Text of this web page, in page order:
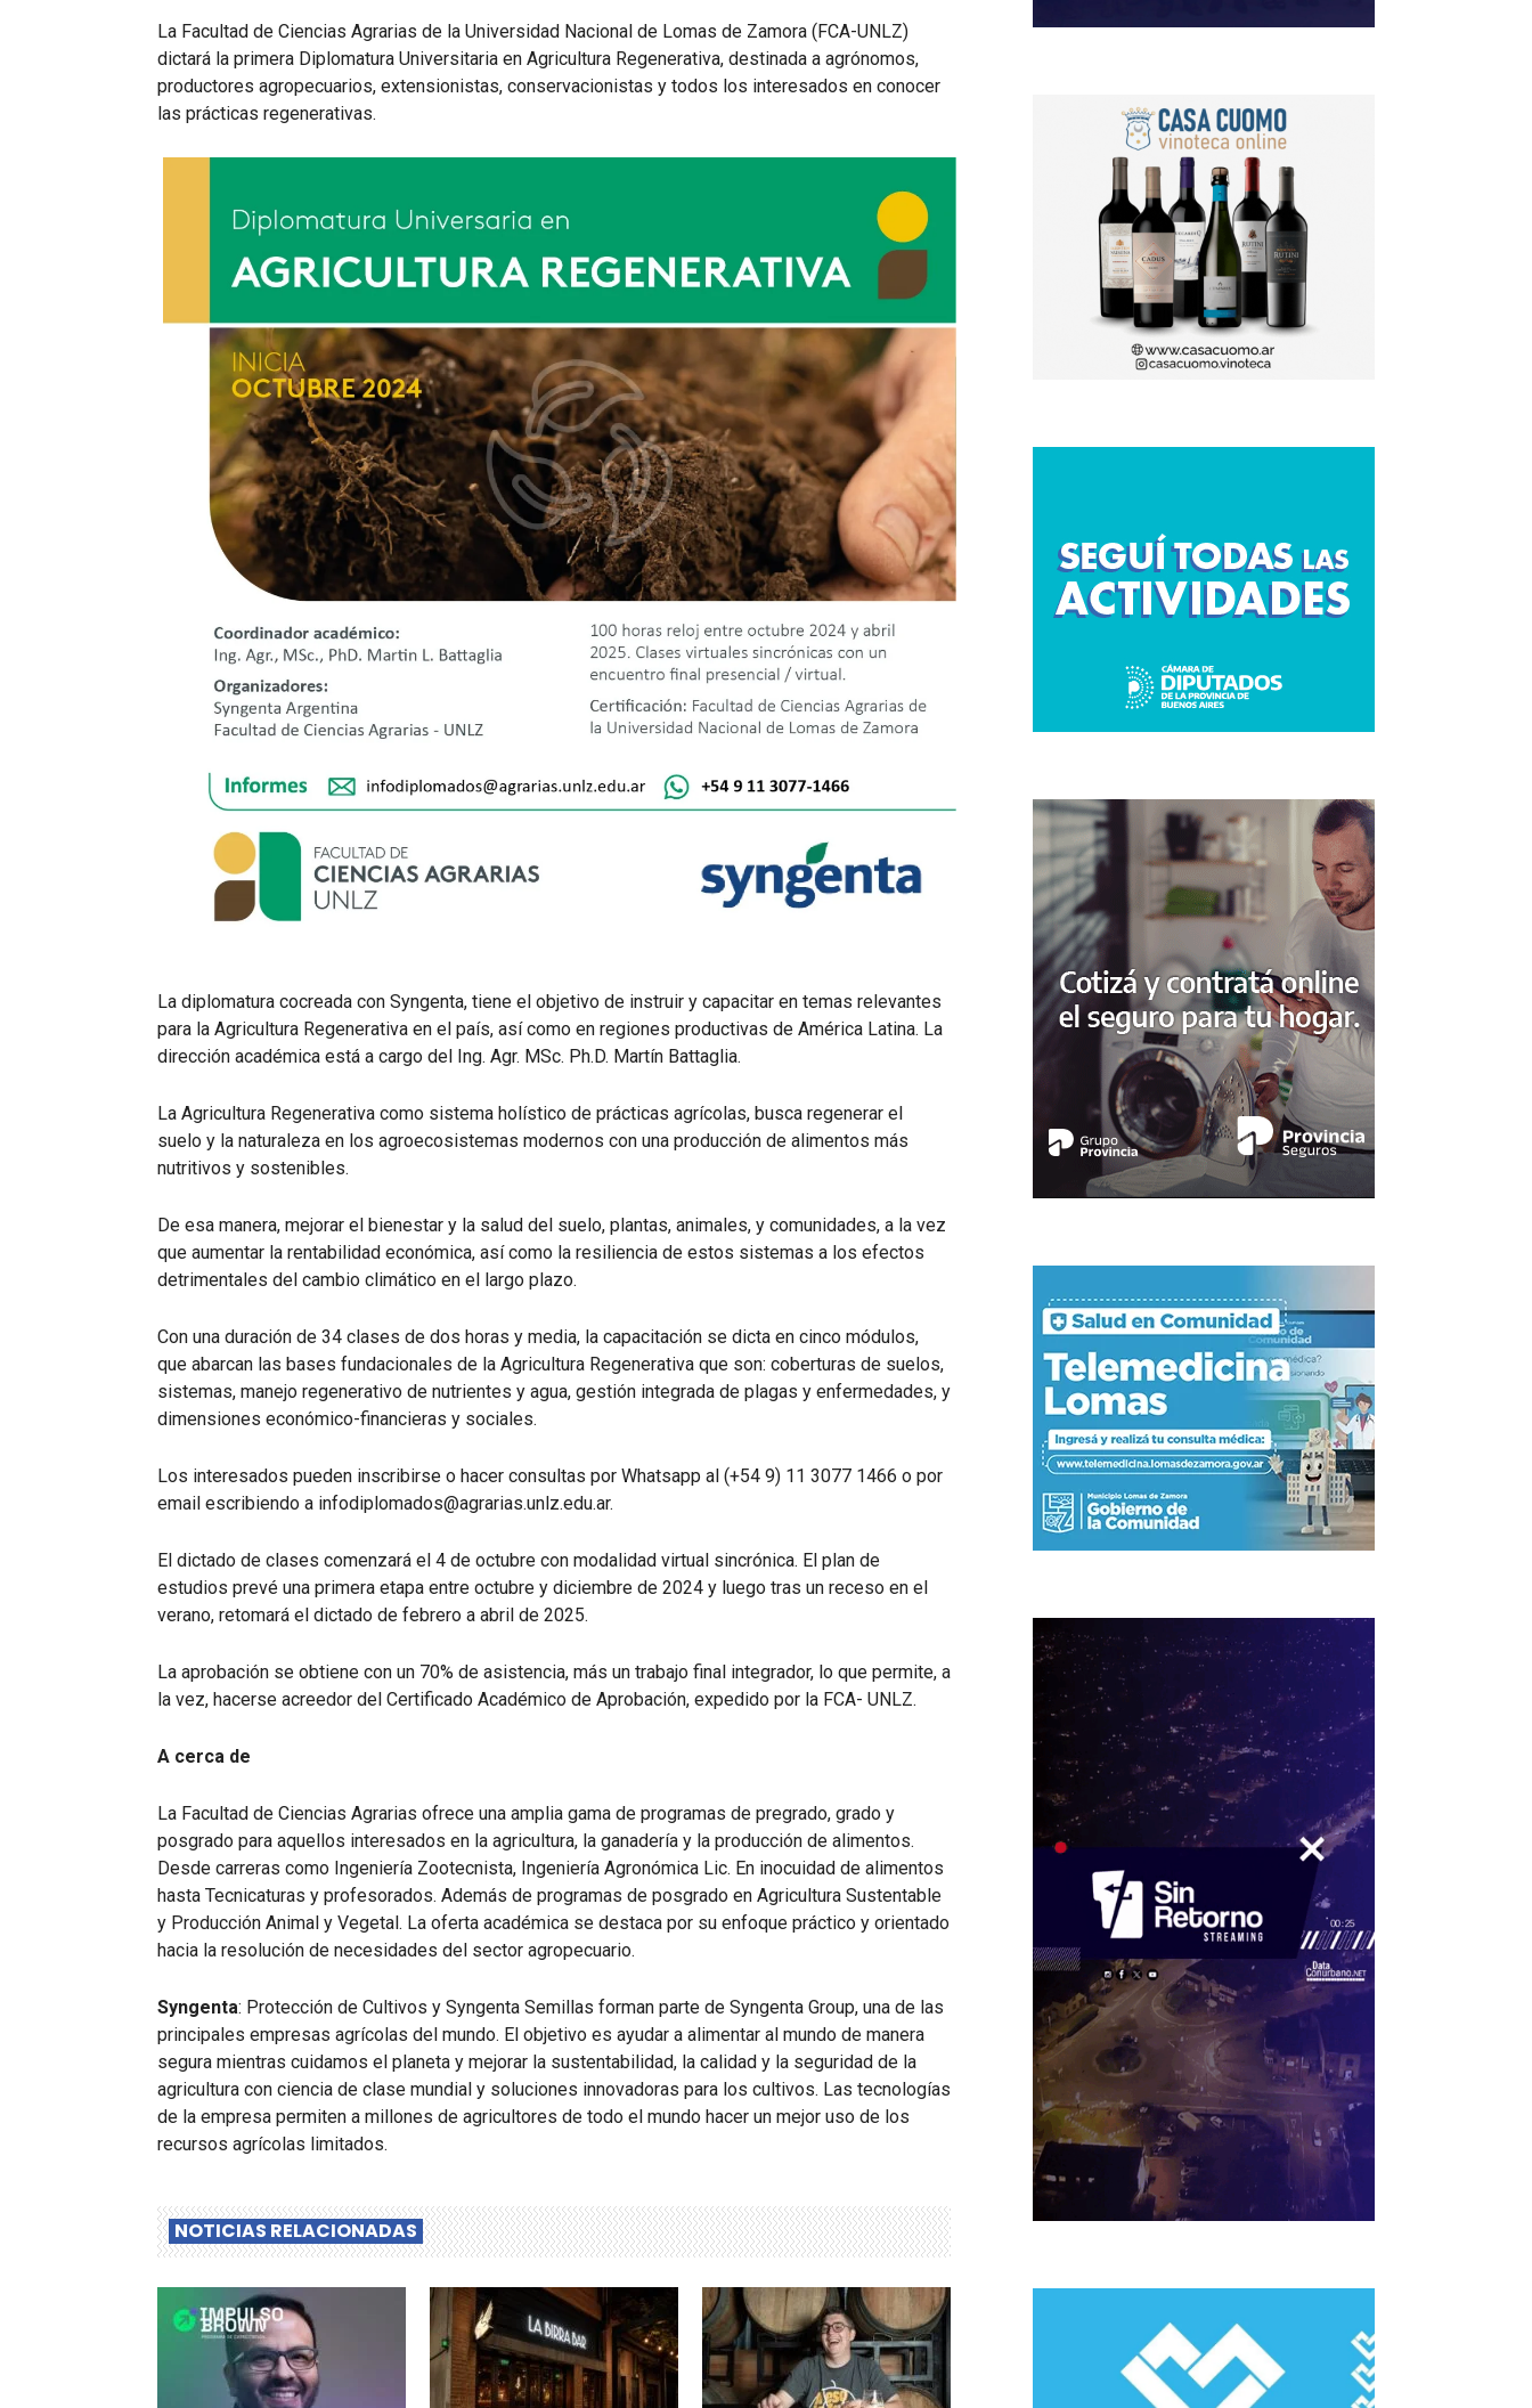
La Facultad de Ciencias Agrarias de la Universidad Nacional de Lomas de Zamora (FCA-UNLZ)
dictará la primera Diplomatura Universitaria en Agricultura Regenerativa, destinada a agrónomos,
productores agropecuarios, extensionistas, conservacionistas y todos los interesados en conocer
las prácticas regenerativas.
La diplomatura cocreada con Syngenta, tiene el objetivo de instruir y capacitar en temas relevantes
para la Agricultura Regenerativa en el país, así como en regiones productivas de América Latina. La
dirección académica está a cargo del Ing. Agr. MSc. Ph.D. Martín Battaglia.
La Agricultura Regenerativa como sistema holístico de prácticas agrícolas, busca regenerar el
suelo y la naturaleza en los agroecosistemas modernos con una producción de alimentos más
nutritivos y sostenibles.
De esa manera, mejorar el bienestar y la salud del suelo, plantas, animales, y comunidades, a la vez
que aumentar la rentabilidad económica, así como la resiliencia de estos sistemas a los efectos
detrimentales del cambio climático en el largo plazo.
Con una duración de 34 clases de dos horas y media, la capacitación se dicta en cinco módulos,
que abarcan las bases fundacionales de la Agricultura Regenerativa que son: coberturas de suelos,
sistemas, manejo regenerativo de nutrientes y agua, gestión integrada de plagas y enfermedades, y
dimensiones económico-financieras y sociales.
Los interesados pueden inscribirse o hacer consultas por Whatsapp al (+54 9) 11 3077 1466 o por
email escribiendo a infodiplomados@agrarias.unlz.edu.ar.
El dictado de clases comenzará el 4 de octubre con modalidad virtual sincrónica. El plan de
estudios prevé una primera etapa entre octubre y diciembre de 2024 y luego tras un receso en el
verano, retomará el dictado de febrero a abril de 2025.
La aprobación se obtiene con un 70% de asistencia, más un trabajo final integrador, lo que permite, a
la vez, hacerse acreedor del Certificado Académico de Aprobación, expedido por la FCA- UNLZ.
A cerca de
La Facultad de Ciencias Agrarias ofrece una amplia gama de programas de pregrado, grado y
posgrado para aquellos interesados en la agricultura, la ganadería y la producción de alimentos.
Desde carreras como Ingeniería Zootecnista, Ingeniería Agronómica Lic. En inocuidad de alimentos
hasta Tecnicaturas y profesorados. Además de programas de posgrado en Agricultura Sustentable
y Producción Animal y Vegetal. La oferta académica se destaca por su enfoque práctico y orientado
hacia la resolución de necesidades del sector agropecuario.
Syngenta: Protección de Cultivos y Syngenta Semillas forman parte de Syngenta Group, una de las
principales empresas agrícolas del mundo. El objetivo es ayudar a alimentar al mundo de manera
segura mientras cuidamos el planeta y mejorar la sustentabilidad, la calidad y la seguridad de la
agricultura con ciencia de clase mundial y soluciones innovadoras para los cultivos. Las tecnologías
de la empresa permiten a millones de agricultores de todo el mundo hacer un mejor uso de los
recursos agrícolas limitados.
NOTICIAS RELACIONADAS